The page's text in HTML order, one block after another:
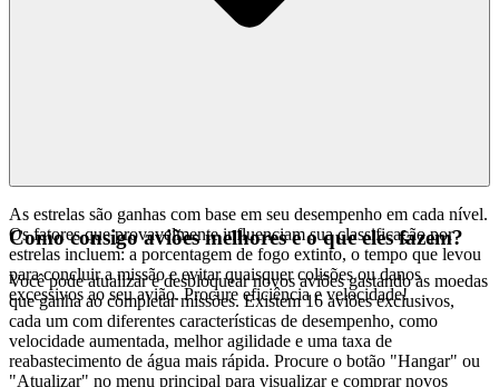
As estrelas são ganhas com base em seu desempenho em cada nível.
Os fatores que provavelmente influenciam sua classificação por
estrelas incluem: a porcentagem de fogo extinto, o tempo que levou
para concluir a missão e evitar quaisquer colisões ou danos
excessivos ao seu avião. Procure eficiência e velocidade!
Como consigo aviões melhores e o que eles fazem?
Você pode atualizar e desbloquear novos aviões gastando as moedas
que ganha ao completar missões. Existem 16 aviões exclusivos,
cada um com diferentes características de desempenho, como
velocidade aumentada, melhor agilidade e uma taxa de
reabastecimento de água mais rápida. Procure o botão "Hangar" ou
"Atualizar" no menu principal para visualizar e comprar novos